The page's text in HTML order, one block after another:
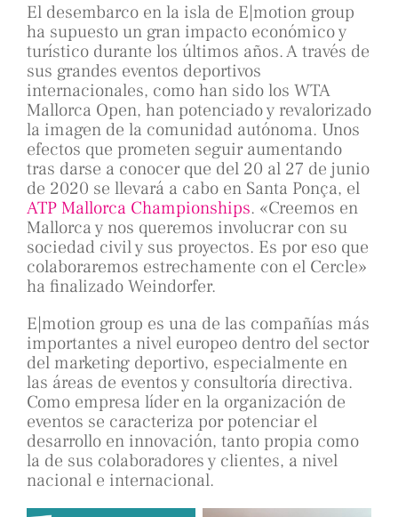
El desembarco en la isla de E|motion group
ha supuesto un gran impacto económico y
turístico durante los últimos años. A través de
sus grandes eventos deportivos
internacionales, como han sido los WTA
Mallorca Open, han potenciado y revalorizado
la imagen de la comunidad autónoma. Unos
efectos que prometen seguir aumentando
tras darse a conocer que del 20 al 27 de junio
de 2020 se llevará a cabo en Santa Ponça, el
ATP Mallorca Championships. «Creemos en
Mallorca y nos queremos involucrar con su
sociedad civil y sus proyectos. Es por eso que
colaboraremos estrechamente con el Cercle»
ha finalizado Weindorfer.
E|motion group es una de las compañías más
importantes a nivel europeo dentro del sector
del marketing deportivo, especialmente en
las áreas de eventos y consultoría directiva.
Como empresa líder en la organización de
eventos se caracteriza por potenciar el
desarrollo en innovación, tanto propia como
la de sus colaboradores y clientes, a nivel
nacional e internacional.